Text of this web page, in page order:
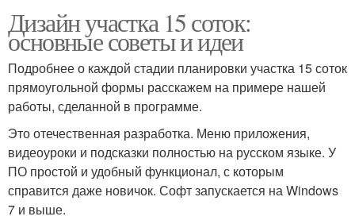
Дизайн участка 15 соток:
основные советы и идеи
Подробнее о каждой стадии планировки участка 15 соток
прямоугольной формы расскажем на примере нашей
работы, сделанной в программе.
Это отечественная разработка. Меню приложения,
видеоуроки и подсказки полностью на русском языке. У
ПО простой и удобный функционал, с которым
справится даже новичок. Софт запускается на Windows
7 и выше.